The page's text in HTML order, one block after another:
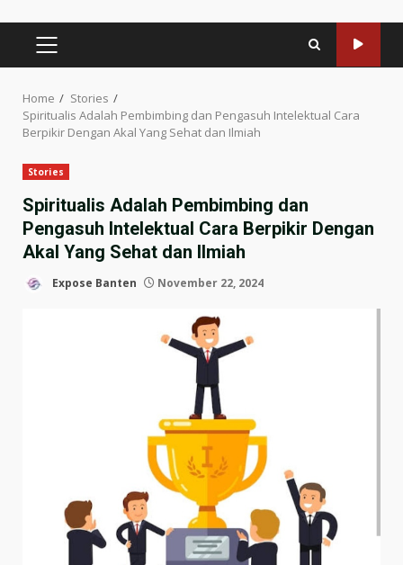
PRIMARY
MENU
Home
Stories
Spiritualis Adalah Pembimbing dan Pengasuh Intelektual Cara
Berpikir Dengan Akal Yang Sehat dan Ilmiah
Stories
Spiritualis Adalah Pembimbing dan
Pengasuh Intelektual Cara Berpikir Dengan
Akal Yang Sehat dan Ilmiah
Expose Banten November 22, 2024